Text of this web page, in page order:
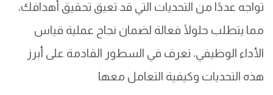
تواجه عددًا من التحديات التي قد تعيق تحقيق أهدافك،
مما يتطلب حلولًا فعالة لضمان نجاح عملية قياس
الأداء الوظيفي، تعرف في السطور القادمة على أبرز
هذه التحديات وكيفية التعامل معها